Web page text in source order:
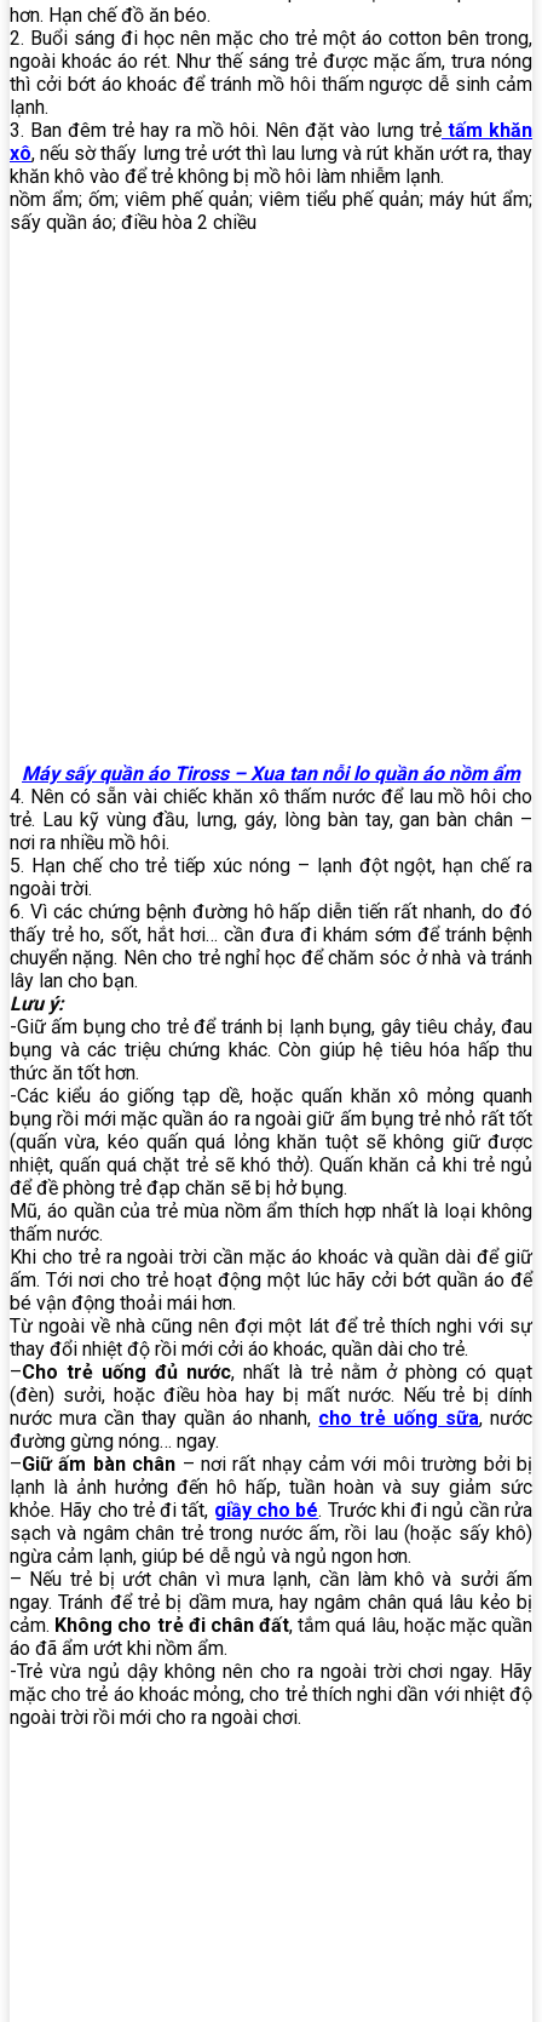
hơn. Hạn chế đồ ăn béo.
2. Buổi sáng đi học nên mặc cho trẻ một áo cotton bên trong,
ngoài khoác áo rét. Như thế sáng trẻ được mặc ấm, trưa nóng
thì cởi bớt áo khoác để tránh mồ hôi thấm ngược dễ sinh cảm
lạnh.
3. Ban đêm trẻ hay ra mồ hôi. Nên đặt vào lưng trẻ tấm khăn
xô, nếu sờ thấy lưng trẻ ướt thì lau lưng và rút khăn ướt ra, thay
khăn khô vào để trẻ không bị mồ hôi làm nhiễm lạnh.
nồm ẩm; ốm; viêm phế quản; viêm tiểu phế quản; máy hút ẩm;
sấy quần áo; điều hòa 2 chiều
Máy sấy quần áo Tiross – Xua tan nỗi lo quần áo nồm ẩm
4. Nên có sẵn vài chiếc khăn xô thấm nước để lau mồ hôi cho
trẻ. Lau kỹ vùng đầu, lưng, gáy, lòng bàn tay, gan bàn chân –
nơi ra nhiều mồ hôi.
5. Hạn chế cho trẻ tiếp xúc nóng – lạnh đột ngột, hạn chế ra
ngoài trời.
6. Vì các chứng bệnh đường hô hấp diễn tiến rất nhanh, do đó
thấy trẻ ho, sốt, hắt hơi… cần đưa đi khám sớm để tránh bệnh
chuyển nặng. Nên cho trẻ nghỉ học để chăm sóc ở nhà và tránh
lây lan cho bạn.
Lưu ý:
-Giữ ấm bụng cho trẻ để tránh bị lạnh bụng, gây tiêu chảy, đau
bụng và các triệu chứng khác. Còn giúp hệ tiêu hóa hấp thu
thức ăn tốt hơn.
-Các kiểu áo giống tạp dề, hoặc quấn khăn xô mỏng quanh
bụng rồi mới mặc quần áo ra ngoài giữ ấm bụng trẻ nhỏ rất tốt
(quấn vừa, kéo quấn quá lỏng khăn tuột sẽ không giữ được
nhiệt, quấn quá chặt trẻ sẽ khó thở). Quấn khăn cả khi trẻ ngủ
để đề phòng trẻ đạp chăn sẽ bị hở bụng.
Mũ, áo quần của trẻ mùa nồm ẩm thích hợp nhất là loại không
thấm nước.
Khi cho trẻ ra ngoài trời cần mặc áo khoác và quần dài để giữ
ấm. Tới nơi cho trẻ hoạt động một lúc hãy cởi bớt quần áo để
bé vận động thoải mái hơn.
Từ ngoài về nhà cũng nên đợi một lát để trẻ thích nghi với sự
thay đổi nhiệt độ rồi mới cởi áo khoác, quần dài cho trẻ.
–Cho trẻ uống đủ nước, nhất là trẻ nằm ở phòng có quạt
(đèn) sưởi, hoặc điều hòa hay bị mất nước. Nếu trẻ bị dính
nước mưa cần thay quần áo nhanh, cho trẻ uống sữa, nước
đường gừng nóng… ngay.
–Giữ ấm bàn chân – nơi rất nhạy cảm với môi trường bởi bị
lạnh là ảnh hưởng đến hô hấp, tuần hoàn và suy giảm sức
khỏe. Hãy cho trẻ đi tất, giầy cho bé. Trước khi đi ngủ cần rửa
sạch và ngâm chân trẻ trong nước ấm, rồi lau (hoặc sấy khô)
ngừa cảm lạnh, giúp bé dễ ngủ và ngủ ngon hơn.
– Nếu trẻ bị ướt chân vì mưa lạnh, cần làm khô và sưởi ấm
ngay. Tránh để trẻ bị dầm mưa, hay ngâm chân quá lâu kẻo bị
cảm. Không cho trẻ đi chân đất, tắm quá lâu, hoặc mặc quần
áo đã ẩm ướt khi nồm ẩm.
-Trẻ vừa ngủ dậy không nên cho ra ngoài trời chơi ngay. Hãy
mặc cho trẻ áo khoác mỏng, cho trẻ thích nghi dần với nhiệt độ
ngoài trời rồi mới cho ra ngoài chơi.